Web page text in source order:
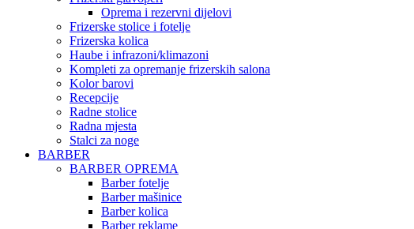
Oprema i rezervni dijelovi
Frizerske stolice i fotelje
Frizerska kolica
Haube i infrazoni/klimazoni
Kompleti za opremanje frizerskih salona
Kolor barovi
Recepcije
Radne stolice
Radna mjesta
Stalci za noge
BARBER
BARBER OPREMA
Barber fotelje
Barber mašinice
Barber kolica
Barber reklame